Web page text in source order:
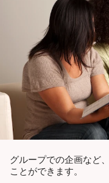
グループでの企画など
ことができます。